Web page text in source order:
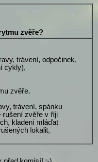
zvěře?
trávení, odpočinek,
cykly),
zvěře.
trávení, spánku
rušení zvěře v říji
kladení mláďat
lokalit,